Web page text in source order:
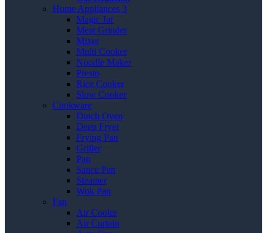
Home Appliances 3
Magic Jar
Meat Grinder
Mixer
Multi Cooker
Noodle Maker
Presto
Rice Cooker
Slow Cooker
Cookware
Dutch Oven
Deep Fryer
Frying Pan
Griller
Pan
Sauce Pan
Steamer
Wok Pan
Fan
Air Cooler
Air Curtain